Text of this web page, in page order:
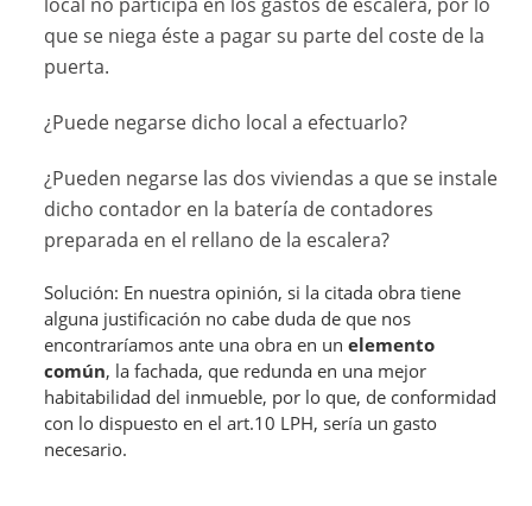
que se niega éste a pagar su parte del coste de la
puerta.
¿Puede negarse dicho local a efectuarlo?
¿Pueden negarse las dos viviendas a que se instale
dicho contador en la batería de contadores
preparada en el rellano de la escalera?
Solución: En nuestra opinión, si la citada obra tiene
alguna justificación no cabe duda de que nos
encontraríamos ante una obra en un elemento
común, la fachada, que redunda en una mejor
habitabilidad del inmueble, por lo que, de conformidad
con lo dispuesto en el art.10 LPH, sería un gasto
necesario.